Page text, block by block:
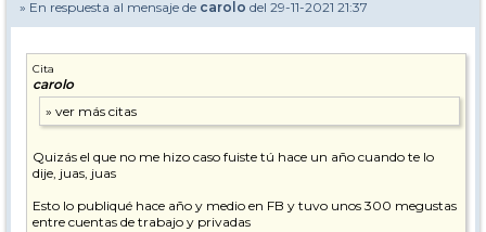
» En respuesta al mensaje de carolo del 29-11-2021 21:37
Cita
carolo
Quizás el que no me hizo caso fuiste tú hace un año cuando te lo
dije, juas, juas
Esto lo publiqué hace año y medio en FB y tuvo unos 300 megustas
entre cuentas de trabajo y privadas